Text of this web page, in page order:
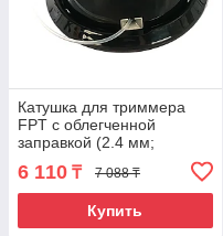
Катушка для триммера
FPT с облегченной
заправкой (2.4 мм;
M10х1.25) FUBAG 38727
6 110 ₸ 7 088 ₸
Купить